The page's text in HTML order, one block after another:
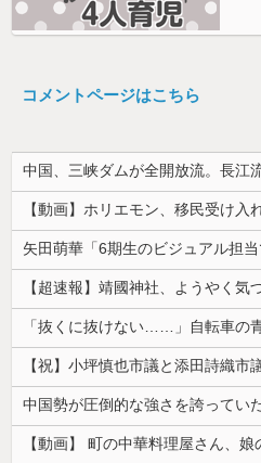
コメントページはこちら
中国、三峡ダムが全開放流。長江
【超速報】靖國神社、ようやく気